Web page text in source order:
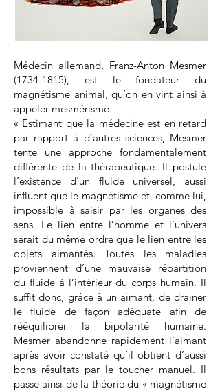
Médecin allemand, Franz-Anton Mesmer
(1734-1815), est le fondateur du
magnétisme animal, qu’on en vint ainsi à
appeler mesmérisme.
« Estimant que la médecine est en retard
par rapport à d’autres sciences, Mesmer
tente une approche fondamentalement
différente de la thérapeutique. Il postule
l’existence d’un fluide universel, aussi
influent que le magnétisme et, comme lui,
impossible à saisir par les organes des
sens. Le lien entre l’homme et l’univers
serait du même ordre que le lien entre les
objets aimantés. Toutes les maladies
proviennent d’une mauvaise répartition
du fluide à l’intérieur du corps humain. Il
suffit donc, grâce à un aimant, de drainer
le fluide de façon adéquate afin de
rééquilibrer la bipolarité humaine.
Mesmer abandonne rapidement l’aimant
après avoir constaté qu’il obtient d’aussi
bons résultats par le toucher manuel. Il
passe ainsi de la théorie du « magnétisme